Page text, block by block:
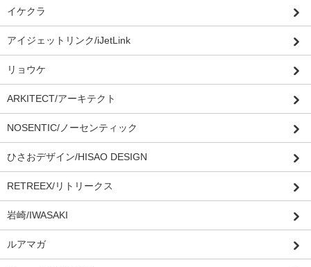
イケクラ
アイジェットリンク/iJetLink
リョウケ
ARKITECT/アーキテクト
NOSENTIC/ノーセンティック
ひさおデザイン/HISAO DESIGN
RETREEX/リトリークス
岩崎/IWASAKI
ルアマガ